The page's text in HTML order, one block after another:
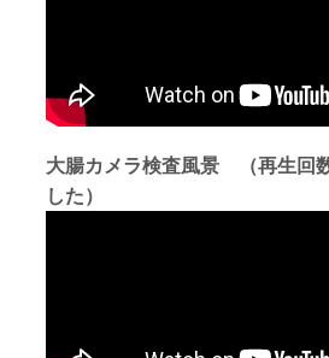
大腸カメラ検査風景 （再生回
した）